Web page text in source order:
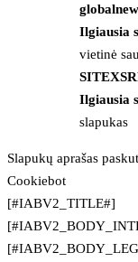
Ilgiausia
vietinė
Ilgiausia
slapukas
Slapukų aprašas
Cookiebot
[#IABV2_TITLE#]